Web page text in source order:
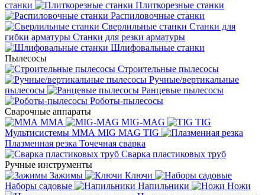
станки
Плиткорезные станки
Распиловочные станки
Сверлильные станки Станки для
гибки арматуры Станки для резки арматуры
Шлифовальные станки
Пылесосы
Строительные пылесосы
Ручные/вертикальные
пылесосы
Ранцевые пылесосы
Роботы-пылесосы
Сварочные аппараты
MMA
MIG-MAG
TIG
Мультисистемы ММА MIG MAG TIG
Плазменная резка Точечная сварка
Cварка пластиковых труб
Ручные инструменты
Зажимы
Ключи
Наборы садовые
Напильники
Ножи